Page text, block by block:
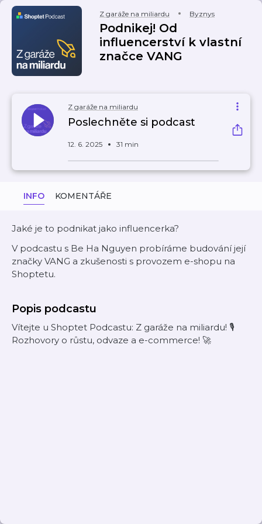
Z garáže na miliardu Byznys
Podnikej! Od
influencerství k vlastní
značce VANG
Z garáže na miliardu
Poslechněte si podcast
12. 6. 2025 31 min
INFO KOMENTÁŘE
Jaké je to podnikat jako influencerka?
V podcastu s Be Ha Nguyen probíráme budování její
značky VANG a zkušenosti s provozem e-shopu na
Shoptetu.
Popis podcastu
Vítejte u Shoptet Podcastu: Z garáže na miliardu! 🎙️
Rozhovory o růstu, odvaze a e-commerce! 🚀